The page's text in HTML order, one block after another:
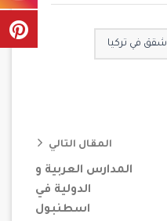
شقق في تركيا
المقال التالي
المدارس العربية و
الدولية في
اسطنبول